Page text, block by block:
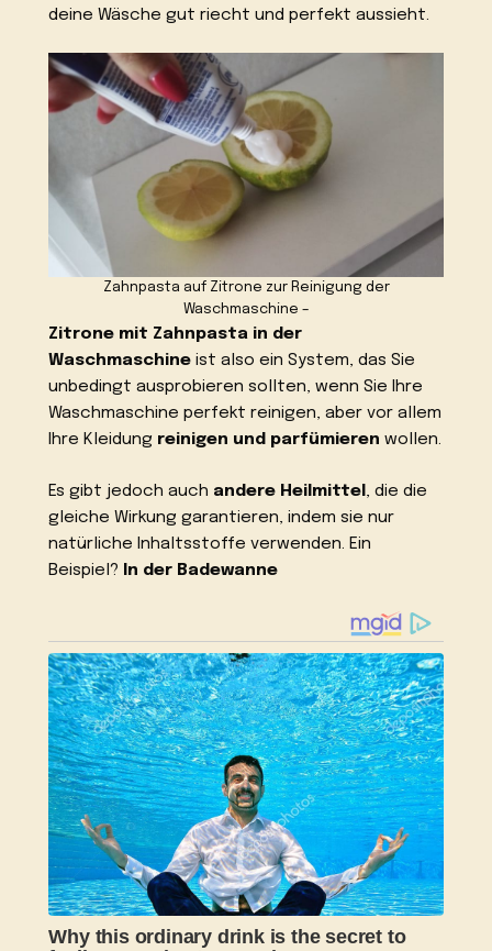
deine Wäsche gut riecht und perfekt aussieht.
Zahnpasta auf Zitrone zur Reinigung der
Waschmaschine –
Zitrone mit Zahnpasta in der
Waschmaschine ist also ein System, das Sie
unbedingt ausprobieren sollten, wenn Sie Ihre
Waschmaschine perfekt reinigen, aber vor allem
Ihre Kleidung reinigen und parfümieren wollen.
Es gibt jedoch auch andere Heilmittel , die die
gleiche Wirkung garantieren, indem sie nur
natürliche Inhaltsstoffe verwenden. Ein
Beispiel?
In der Badewanne